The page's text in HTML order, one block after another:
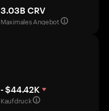
3.03B CRV
Maximales Angebot
- $44.42K
Kaufdruck